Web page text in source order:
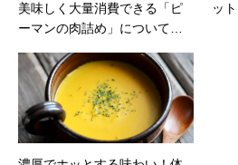
美味しく大量消費できる「ピ
ーマンの肉詰め」について解
ッ